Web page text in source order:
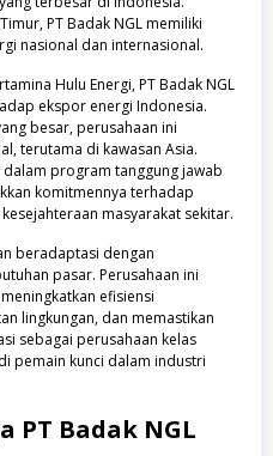
PT Badak NGL memiliki
nasional dan internasional.
Hulu Energi, PT Badak NGL
ekspor energi Indonesia.
besar, perusahaan ini
terutama di kawasan Asia.
dalam program tanggung jawab
komitmennya terhadap
masyarakat sekitar.
beradaptasi dengan
pasar. Perusahaan ini
efisiensi
lingkungan, dan memastikan
sebagai perusahaan kelas
pemain kunci dalam industri
PT Badak NGL